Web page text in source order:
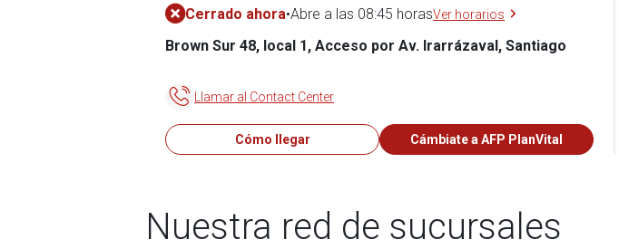
Cerrado ahora•Abre a las 08:45 horasVer horarios
Brown Sur 48, local 1, Acceso por Av. Irarrázaval, Santiago
Llamar al Contact Center
Cómo llegar Cámbiate a AFP PlanVital
Nuestra red de sucursales